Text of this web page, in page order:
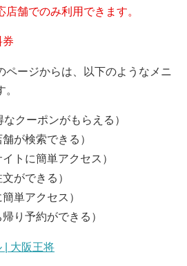
店舗でのみ利用できます。
券
ページからは、以下のようなメニ
クーポンがもらえる）
が検索できる）
トに簡単アクセス）
ができる）
単アクセス）
り予約ができる）
| 大阪王将